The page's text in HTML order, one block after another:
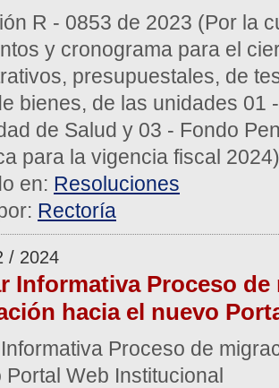
R - 0853 de 2023 (Por la
y cronograma para el
presupuestales, de
bienes, de las unidades 01
de Salud y 03 - Fondo
para la vigencia fiscal 2024)
en: Resoluciones
Rectoría
/ 2024
Informativa Proceso de
hacia el nuevo
Proceso de
Portal Web Institucional